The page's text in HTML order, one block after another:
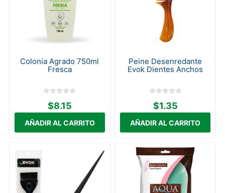
Colonia Agrado 750ml
Fresca
$8.15
Peine Desenredante
Evok Dientes Anchos
$1.35